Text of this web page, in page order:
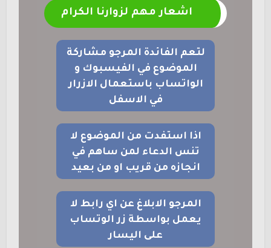
اشعار مهم لزوارنا الكرام
لتعم الفائدة المرجو مشاركة
الموضوع في الفيسبوك و
الواتساب باستعمال الازرار
في الاسفل
اذا استفدت من الموضوع لا
تنس الدعاء لمن ساهم في
انجازه من قريب او من بعيد
المرجو الابلاغ عن اي رابط لا
يعمل بواسطة زر الوتساب
على اليسار